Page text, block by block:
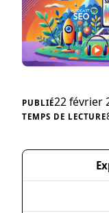
22 février